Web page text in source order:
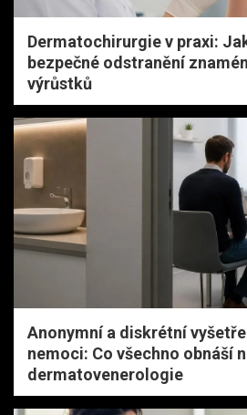
Dermatochirurgie v praxi:
bezpečné odstranění
výrůstků
Anonymní a diskrétní
nemoci: Co všechno obnáší
dermatovenerologie